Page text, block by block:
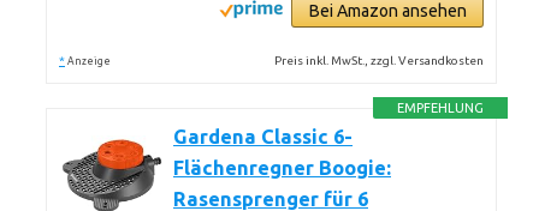
Bei Amazon ansehen
* Anzeige Preis inkl. MwSt., zzgl. Versandkosten
EMPFEHLUNG
Gardena Classic 6-
Flächenregner Boogie:
Rasensprenger für 6